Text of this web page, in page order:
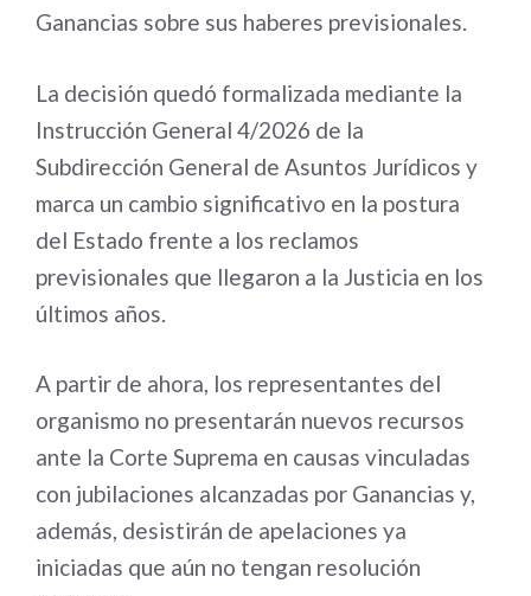
Ganancias sobre sus haberes previsionales.
La decisión quedó formalizada mediante la
Instrucción General 4/2026 de la
Subdirección General de Asuntos Jurídicos y
marca un cambio significativo en la postura
del Estado frente a los reclamos
previsionales que llegaron a la Justicia en los
últimos años.
A partir de ahora, los representantes del
organismo no presentarán nuevos recursos
ante la Corte Suprema en causas vinculadas
con jubilaciones alcanzadas por Ganancias y,
además, desistirán de apelaciones ya
iniciadas que aún no tengan resolución